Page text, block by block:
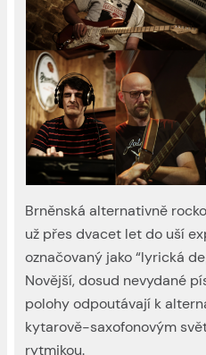
Brněnská alternativně
už přes dvacet let do uší
označovaný jako “lyrická
Novější, dosud nevydané
polohy odpoutávají k
kytarově-saxofonovým
rytmikou.